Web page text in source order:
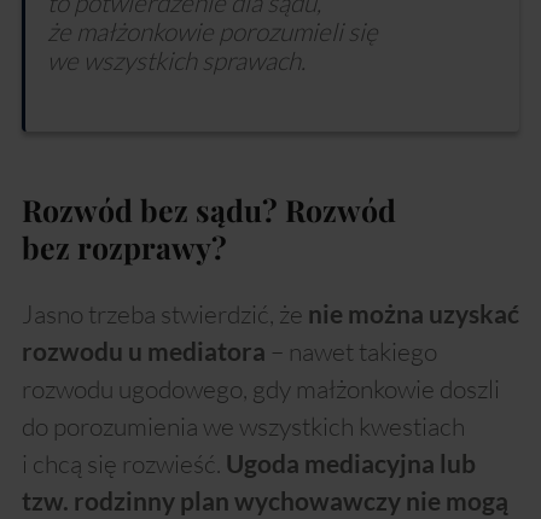
że małżonkowie porozumieli się
we wszystkich sprawach.
Rozwód bez sądu? Rozwód
bez rozprawy?
Jasno trzeba stwierdzić, że nie można uzyskać
rozwodu u mediatora – nawet takiego
rozwodu ugodowego, gdy małżonkowie doszli
do porozumienia we wszystkich kwestiach
i chcą się rozwieść. Ugoda mediacyjna lub
tzw. rodzinny plan wychowawczy nie mogą